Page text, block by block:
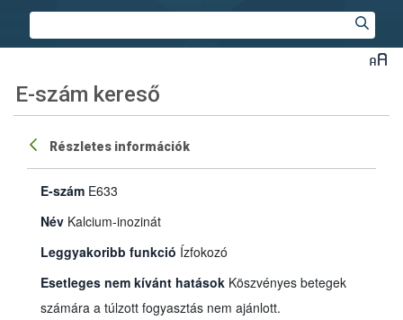
E-szám kereső
Részletes információk
E-szám E633
Név Kalcium-inozinát
Leggyakoribb funkció Ízfokozó
Esetleges nem kívánt hatások
számára a túlzott fogyasztás nem ajánlott.